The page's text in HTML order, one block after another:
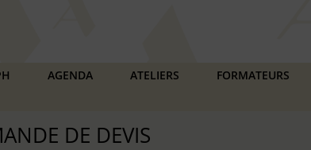
AGENDA ATELIERS FORMATEURS
DE DEVIS